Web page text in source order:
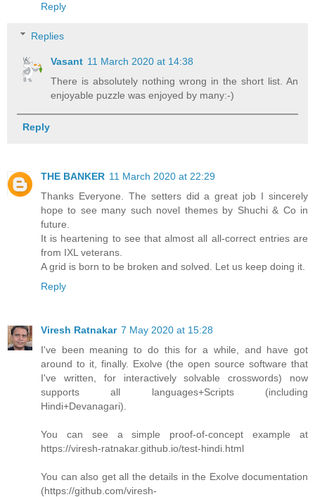
Reply
Replies
Vasant 11 March 2020 at 14:38
There is absolutely nothing wrong in the short list. An
enjoyable puzzle was enjoyed by many:-)
Reply
THE BANKER 11 March 2020 at 22:29
Thanks Everyone. The setters did a great job I sincerely
hope to see many such novel themes by Shuchi & Co in
future.
It is heartening to see that almost all all-correct entries are
from IXL veterans.
A grid is born to be broken and solved. Let us keep doing it.
Reply
Viresh Ratnakar 7 May 2020 at 15:28
I've been meaning to do this for a while, and have got
around to it, finally. Exolve (the open source software that
I've written, for interactively solvable crosswords) now
supports all languages+Scripts (including
Hindi+Devanagari).
You can see a simple proof-of-concept example at
https://viresh-ratnakar.github.io/test-hindi.html
You can also get all the details in the Exolve documentation
(https://github.com/viresh-